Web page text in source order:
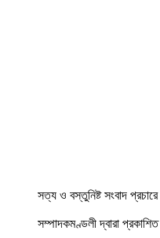
সত্য ও বস্তুনিষ্ট সংবাদ প্রচারে
সম্পাদকমণ্ডলী দ্বারা